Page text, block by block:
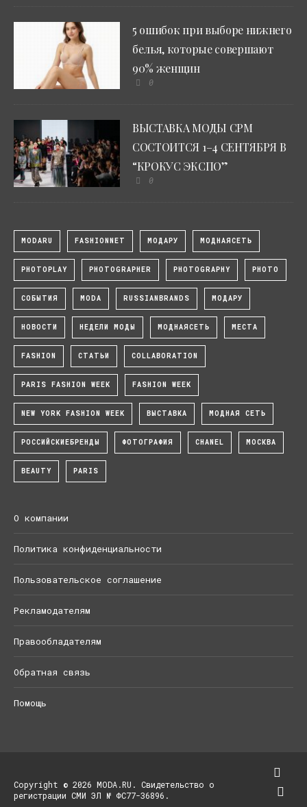
5 ошибок при выборе нижнего
белья, которые совершают
90% женщин
0
ВЫСТАВКА МОДЫ CPM
СОСТОИТСЯ 1–4 СЕНТЯБРЯ В
“КРОКУС ЭКСПО”
0
MODARU FASHIONNET МОДАРУ МОДНАЯСЕТЬ
PHOTOPLAY PHOTOGRAPHER PHOTOGRAPHY PHOTO
СОБЫТИЯ MODA RUSSIANBRANDS МОДАРУ
НОВОСТИ НЕДЕЛИ МОДЫ МОДНАЯСЕТЬ МЕСТА
FASHION СТАТЬИ COLLABORATION
PARIS FASHION WEEK FASHION WEEK
NEW YORK FASHION WEEK ВЫСТАВКА МОДНАЯ СЕТЬ
РОССИЙСКИЕБРЕНДЫ ФОТОГРАФИЯ CHANEL МОСКВА
BEAUTY PARIS
О компании
Политика конфиденциальности
Пользовательское соглашение
Рекламодателям
Правообладателям
Обратная связь
Помощь
Copyright © 2026 MODA.RU. Свидетельство о
регистрации СМИ ЭЛ № ФС77-36896.